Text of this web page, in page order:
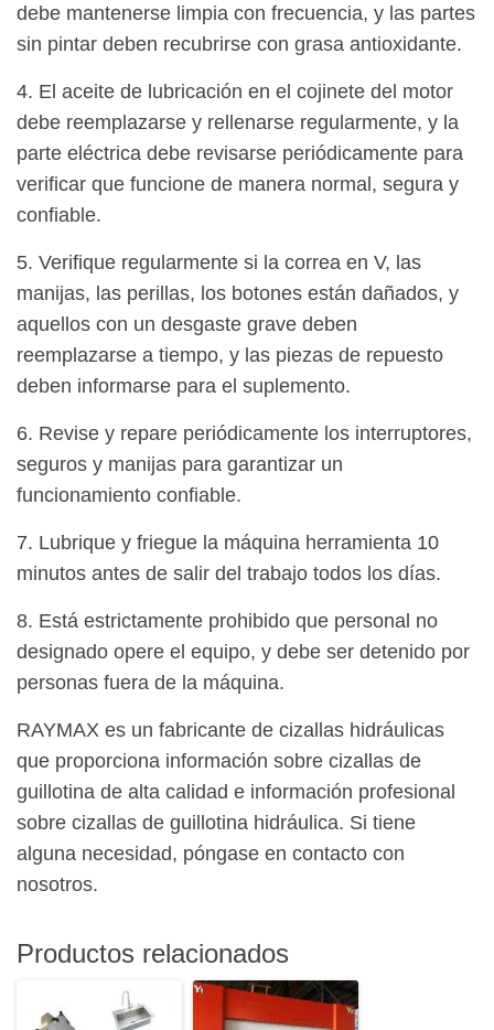
debe mantenerse limpia con frecuencia, y las partes
sin pintar deben recubrirse con grasa antioxidante.
4. El aceite de lubricación en el cojinete del motor
debe reemplazarse y rellenarse regularmente, y la
parte eléctrica debe revisarse periódicamente para
verificar que funcione de manera normal, segura y
confiable.
5. Verifique regularmente si la correa en V, las
manijas, las perillas, los botones están dañados, y
aquellos con un desgaste grave deben
reemplazarse a tiempo, y las piezas de repuesto
deben informarse para el suplemento.
6. Revise y repare periódicamente los interruptores,
seguros y manijas para garantizar un
funcionamiento confiable.
7. Lubrique y friegue la máquina herramienta 10
minutos antes de salir del trabajo todos los días.
8. Está estrictamente prohibido que personal no
designado opere el equipo, y debe ser detenido por
personas fuera de la máquina.
RAYMAX es un fabricante de cizallas hidráulicas
que proporciona información sobre cizallas de
guillotina de alta calidad e información profesional
sobre cizallas de guillotina hidráulica. Si tiene
alguna necesidad, póngase en contacto con
nosotros.
Productos relacionados